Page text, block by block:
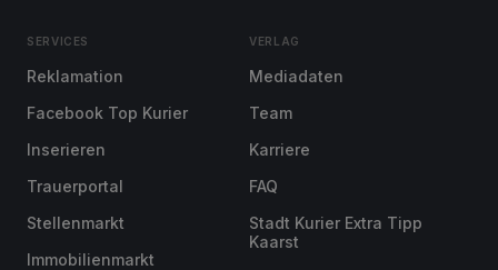
SERVICES
Reklamation
Facebook Top Kurier
Inserieren
Trauerportal
Stellenmarkt
Immobilienmarkt
VERLAG
Mediadaten
Team
Karriere
FAQ
Stadt Kurier Extra Tipp
Kaarst